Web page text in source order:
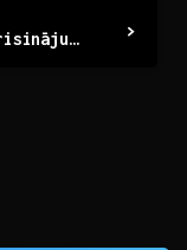
Inovatīvi E-komercijas risinājumi: Ceļš uz panākumiem